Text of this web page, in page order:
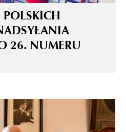
POLSKICH
26. NUMERU